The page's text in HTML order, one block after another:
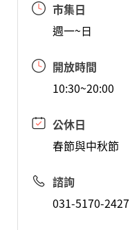
市集日
週一~日
開放時間
10:30~20:00
公休日
春節與中秋節
諮詢
031-5170-2427